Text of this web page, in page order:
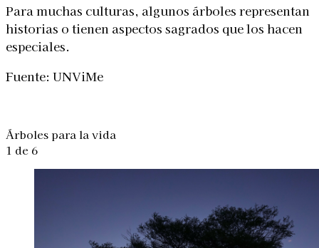
Para muchas culturas, algunos árboles representan
historias o tienen aspectos sagrados que los hacen
especiales.
Fuente: UNViMe
Árboles para la vida
1 de 6